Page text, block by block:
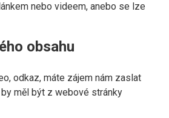
nebo videem, anebo se lze
obsahu
odkaz, máte zájem nám zaslat
měl být z webové stránky